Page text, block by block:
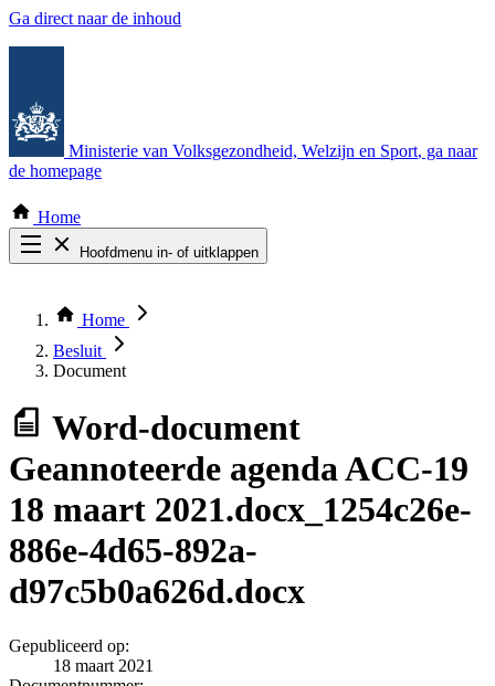
Ga direct naar de inhoud
Ministerie van Volksgezondheid, Welzijn en Sport, ga naar
de homepage
Home
Hoofdmenu in- of uitklappen
Thema COVID-19
Bekijk per bestuursorgaan
Home
Besluit
Document
Word-document
Geannoteerde agenda ACC-19
18 maart 2021.docx_1254c26e-
886e-4d65-892a-
d97c5b0a626d.docx
Gepubliceerd op:
18 maart 2021